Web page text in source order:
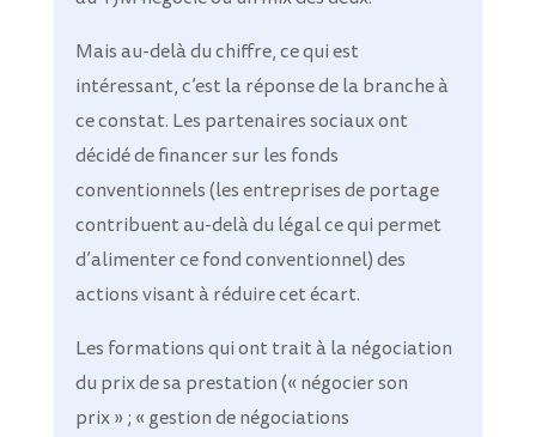
Mais au-delà du chiffre, ce qui est
intéressant, c’est la réponse de la branche à
ce constat. Les partenaires sociaux ont
décidé de financer sur les fonds
conventionnels (les entreprises de portage
contribuent au-delà du légal ce qui permet
d’alimenter ce fond conventionnel) des
actions visant à réduire cet écart.
Les formations qui ont trait à la négociation
du prix de sa prestation (« négocier son
prix » ; « gestion de négociations